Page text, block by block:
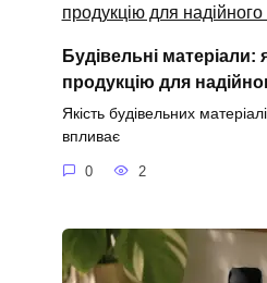
Будівельні матеріали:
продукцію для
Якість будівельних
впливає
0 2